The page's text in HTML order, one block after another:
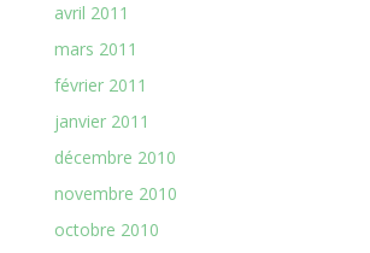
avril 2011
mars 2011
février 2011
janvier 2011
décembre 2010
novembre 2010
octobre 2010